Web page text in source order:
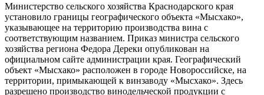
Министерство сельского хозяйства Краснодарского края
установило границы географического объекта «Мысхако»,
указывающее на территорию производства вина с
соответствующим названием. Приказ министра сельского
хозяйства региона Федора Дереки опубликован на
официальном сайте администрации края. Географический
объект «Мысхако» расположен в городе Новороссийске, на
территории, примыкающей к винзаводу «Мысхако». Здесь
разрешено производство винодельческой продукции с